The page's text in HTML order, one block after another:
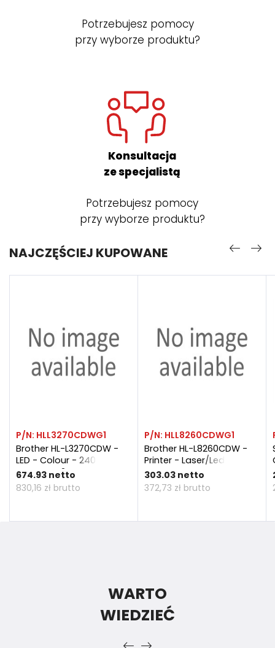
Potrzebujesz pomocy
przy wyborze produktu?
Konsultacja
ze specjalistą
Potrzebujesz pomocy
przy wyborze produktu?
NAJCZĘŚCIEJ KUPOWANE
P/N: HLL3270CDWG1
Brother HL-L3270CDW -
LED - Colour - 2400 X 600
DPI - A4 - 24 Ppm -
Duplex Printing
Cena
674.93 netto
830,16 zł brutto
P/N: HLL8260CDWG1
Brother HL-L8260CDW -
Printer - Laser/Led
Cena
303.03 netto
372,73 zł brutto
WARTO
WIEDZIEĆ